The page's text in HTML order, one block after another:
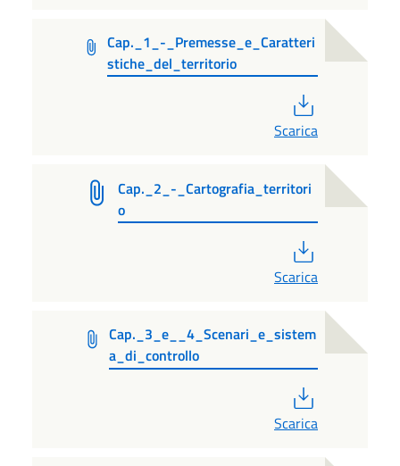
Cap._1_-_Premesse_e_Caratteri
stiche_del_territorio
Scarica
Cap._2_-_Cartografia_territori
o
Scarica
Cap._3_e__4_Scenari_e_sistem
a_di_controllo
Scarica